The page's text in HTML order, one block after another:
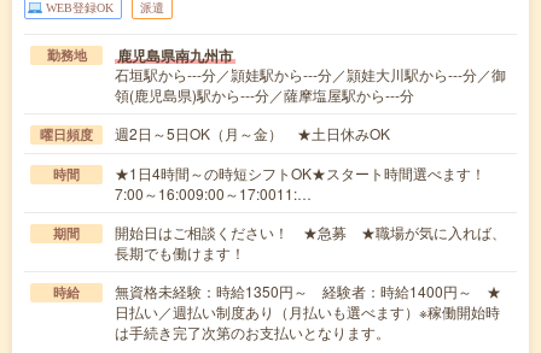
WEB登録OK 派遣
勤務地 鹿児島県南九州市
石垣駅から---分／頴娃駅から---分／頴娃大川駅から---分／御
領(鹿児島県)駅から---分／薩摩塩屋駅から---分
曜日頻度 週2日～5日OK（月～金） ★土日休みOK
時間
★1日4時間～の時短シフトOK★スタート時間選べます！
7:00～16:009:00～17:0011:…
期間
開始日はご相談ください！ ★急募 ★職場が気に入れば、
長期でも働けます！
時給
無資格未経験：時給1350円～ 経験者：時給1400円～ ★
日払い／週払い制度あり（月払いも選べます）※稼働開始時
は手続き完了次第のお支払いとなります。